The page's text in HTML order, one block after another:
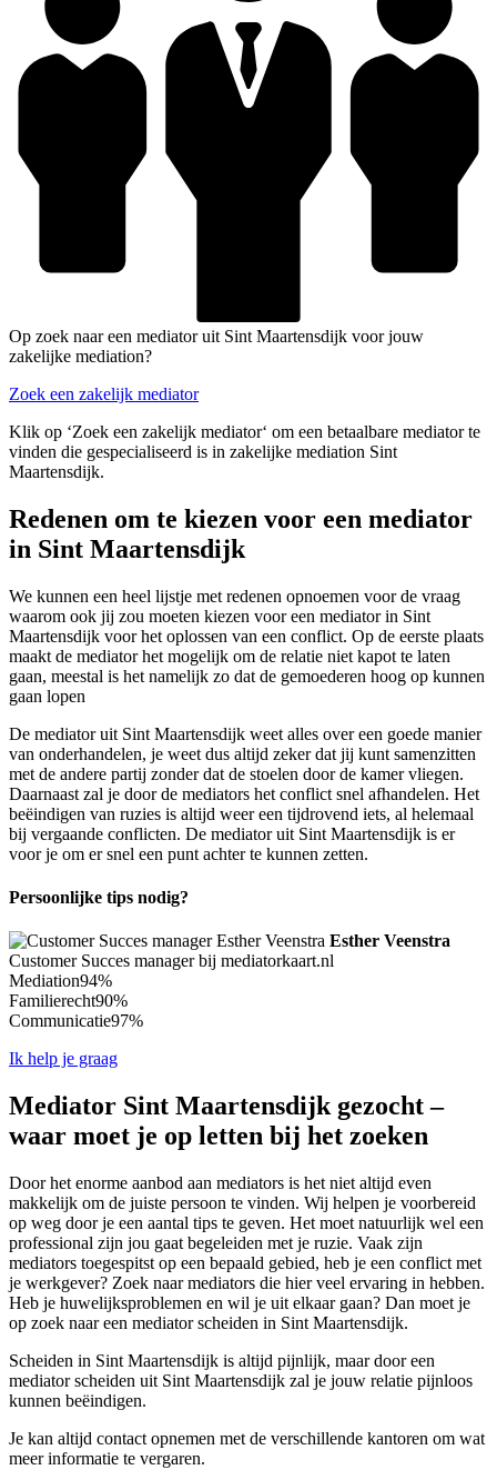
Op zoek naar een mediator uit Sint Maartensdijk voor jouw
zakelijke mediation?
Zoek een zakelijk mediator
Klik op ‘Zoek een zakelijk mediator‘ om een betaalbare mediator te
vinden die gespecialiseerd is in zakelijke mediation Sint
Maartensdijk.
Redenen om te kiezen voor een mediator
in Sint Maartensdijk
We kunnen een heel lijstje met redenen opnoemen voor de vraag
waarom ook jij zou moeten kiezen voor een mediator in Sint
Maartensdijk voor het oplossen van een conflict. Op de eerste plaats
maakt de mediator het mogelijk om de relatie niet kapot te laten
gaan, meestal is het namelijk zo dat de gemoederen hoog op kunnen
gaan lopen
De mediator uit Sint Maartensdijk weet alles over een goede manier
van onderhandelen, je weet dus altijd zeker dat jij kunt samenzitten
met de andere partij zonder dat de stoelen door de kamer vliegen.
Daarnaast zal je door de mediators het conflict snel afhandelen. Het
beëindigen van ruzies is altijd weer een tijdrovend iets, al helemaal
bij vergaande conflicten. De mediator uit Sint Maartensdijk is er
voor je om er snel een punt achter te kunnen zetten.
Persoonlijke tips nodig?
Esther Veenstra
Customer Succes manager bij mediatorkaart.nl
Mediation94%
Familierecht90%
Communicatie97%
Ik help je graag
Mediator Sint Maartensdijk gezocht –
waar moet je op letten bij het zoeken
Door het enorme aanbod aan mediators is het niet altijd even
makkelijk om de juiste persoon te vinden. Wij helpen je voorbereid
op weg door je een aantal tips te geven. Het moet natuurlijk wel een
professional zijn jou gaat begeleiden met je ruzie. Vaak zijn
mediators toegespitst op een bepaald gebied, heb je een conflict met
je werkgever? Zoek naar mediators die hier veel ervaring in hebben.
Heb je huwelijksproblemen en wil je uit elkaar gaan? Dan moet je
op zoek naar een mediator scheiden in Sint Maartensdijk.
Scheiden in Sint Maartensdijk is altijd pijnlijk, maar door een
mediator scheiden uit Sint Maartensdijk zal je jouw relatie pijnloos
kunnen beëindigen.
Je kan altijd contact opnemen met de verschillende kantoren om wat
meer informatie te vergaren.